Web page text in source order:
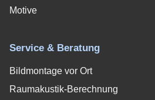
Motive
Service & Beratung
Bildmontage vor Ort
Raumakustik-Berechnung